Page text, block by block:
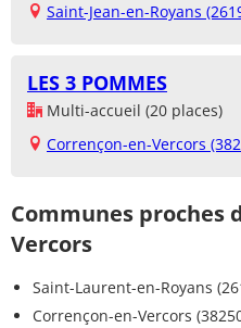
Saint-Jean-en-Royans
LES 3 POMMES
Multi-accueil (20 places)
Corrençon-en-Vercors
Communes proches
Vercors
Saint-Laurent-en-Royans
Corrençon-en-Vercors